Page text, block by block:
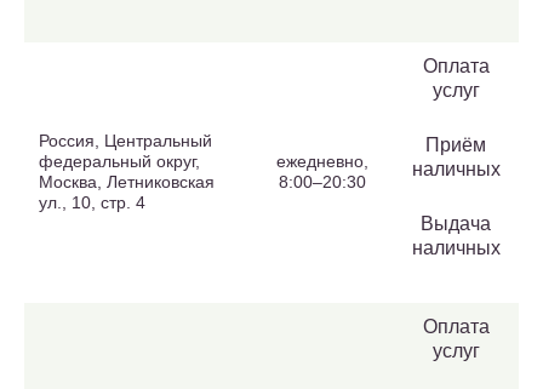
Россия, Центральный
федеральный округ,
Москва, Летниковская
ул., 10, стр. 4
ежедневно,
8:00–20:30
Оплата
услуг
Приём
наличных
Выдача
наличных
Оплата
услуг